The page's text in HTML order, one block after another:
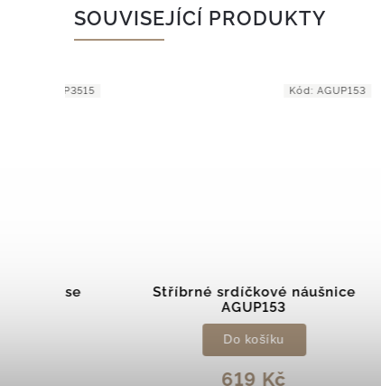
SOUVISEJÍCÍ PRODUKTY
Stříbrné srdíčkové náušnice
AGUP153
619 Kč
Do košíku
AGUP153